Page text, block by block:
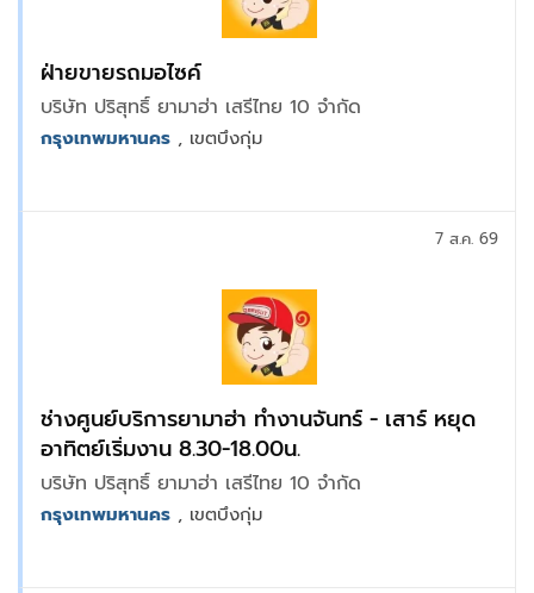
ฝ่ายขายรถมอไซค์
บริษัท ปริสุทธิ์ ยามาฮ่า เสรีไทย 10 จำกัด
กรุงเทพมหานคร , เขตบึงกุ่ม
ช่างศูนย์บริการยามาฮ่า ทำงานจันทร์ - เสาร์ หยุด
อาทิตย์เริ่มงาน 8.30-18.00น.
บริษัท ปริสุทธิ์ ยามาฮ่า เสรีไทย 10 จำกัด
7 ส.ค. 69
กรุงเทพมหานคร , เขตบึงกุ่ม